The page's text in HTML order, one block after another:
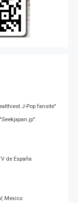
J-Pop fansite"
de España
Mexico